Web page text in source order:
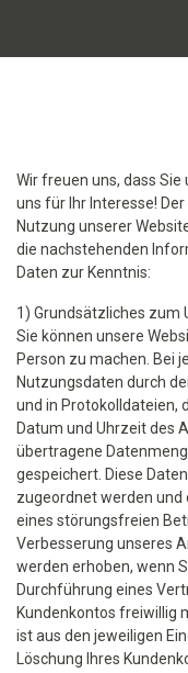
Wir freuen uns, dass
uns für Ihr Interesse!
Nutzung unserer
die nachstehenden
Daten zur Kenntnis:
1) Grundsätzliches zum
Sie können unsere
Person zu machen. Bei
Nutzungsdaten durch
und in Protokolldateien,
Datum und Uhrzeit des
übertragene
gespeichert. Diese
zugeordnet werden und
eines störungsfreien
Verbesserung unseres
werden erhoben, wenn
Durchführung eines
Kundenkontos freiwillig
ist aus den jeweiligen
Löschung Ihres